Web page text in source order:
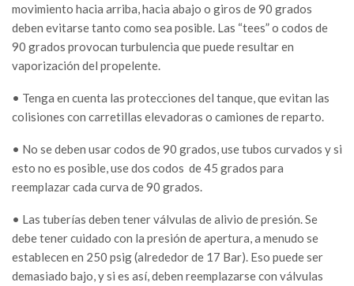
movimiento hacia arriba, hacia abajo o giros de 90 grados
deben evitarse tanto como sea posible. Las “tees” o codos de
90 grados provocan turbulencia que puede resultar en
vaporización del propelente.
• Tenga en cuenta las protecciones del tanque, que evitan las
colisiones con carretillas elevadoras o camiones de reparto.
• No se deben usar codos de 90 grados, use tubos curvados y si
esto no es posible, use dos codos de 45 grados para
reemplazar cada curva de 90 grados.
• Las tuberías deben tener válvulas de alivio de presión. Se
debe tener cuidado con la presión de apertura, a menudo se
establecen en 250 psig (alrededor de 17 Bar). Eso puede ser
demasiado bajo, y si es así, deben reemplazarse con válvulas